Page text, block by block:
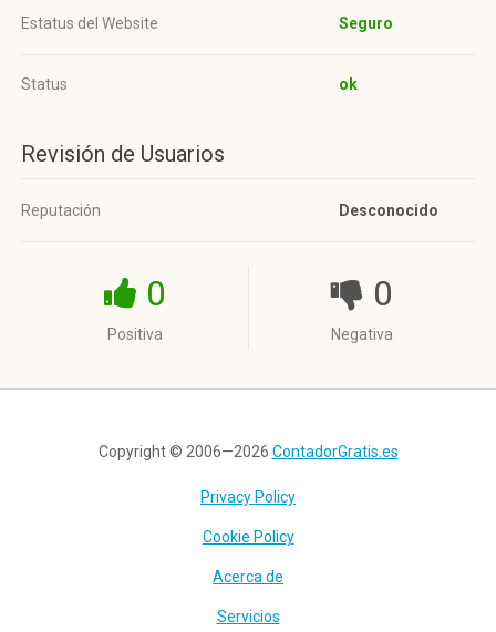
Estatus del Website Seguro
Status ok
Revisión de Usuarios
Reputación Desconocido
0
Positiva
0
Negativa
Copyright © 2006—2026 ContadorGratis.es
Privacy Policy
Cookie Policy
Acerca de
Servicios